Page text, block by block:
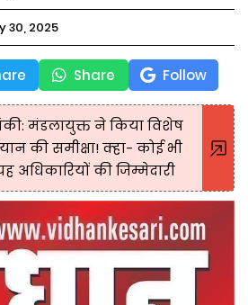
30, 2025
Share Follow
मंडलायुक्त ने किया विशेष
की समीक्षा! क्हा- कोई भी
अधिकारियों की जिम्मेदारी